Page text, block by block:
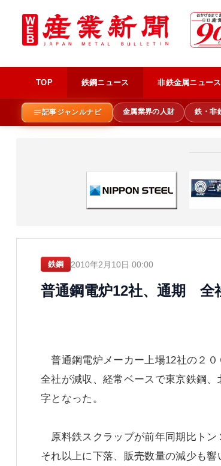
TOP 鉄鋼ニュース 非鉄金属ニュース
記事ジャンルナビ 金属業界の人財 鉄・非
鉄鋼 2010年2月10日 00:00
普通鋼電炉12社、通期 全
普通鋼電炉メーカー上場12社の２０
全社が減収、経常ベースで東京鉄鋼
字となった。
原料鉄スクラップが前年同期比トン
それ以上に下落、販売数量の減少も